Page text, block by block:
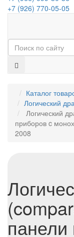
+7 (926) 770-05-05
Каталог
Логический
Логический
приборов c
2008